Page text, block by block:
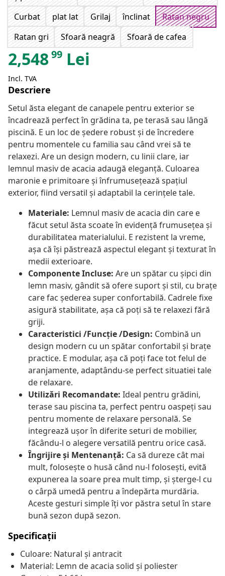
Curbat
plat lat Grilaj înclinat
Ratan negru
Ratan gri
Sfoară neagră Sfoară de cafea
2,54899 Lei
Incl. TVA
Descriere
Setul ăsta elegant de canapele pentru exterior se
încadrează perfect în grădina ta, pe terasă sau lângă
piscină. E un loc de ședere robust și de încredere
pentru momentele cu familia sau când vrei să te
relaxezi. Are un design modern, cu linii clare, iar
lemnul masiv de acacia adaugă eleganță. Culoarea
maronie e primitoare și înfrumusețează spațiul
exterior, fiind versatil și adaptabil la cerințele tale.
Materiale: Lemnul masiv de acacia din care e
făcut setul ăsta scoate în evidență frumusețea și
durabilitatea materialului. E rezistent la vreme,
așa că își păstrează aspectul elegant și texturat în
medii exterioare.
Componente Incluse: Are un spătar cu șipci din
lemn masiv, gândit să ofere suport și stil, cu brațe
care fac șederea super confortabilă. Cadrele fixe
asigură stabilitate, așa că poți să te relaxezi fără
griji.
Caracteristici /Funcție /Design: Combină un
design modern cu un spătar confortabil și brațe
practice. E modular, așa că poți face tot felul de
aranjamente, adaptându-se perfect situatiei tale
de relaxare.
Utilizări Recomandate: Ideal pentru grădini,
terase sau piscina ta, perfect pentru oaspeți sau
pentru momente de relaxare personală. Se
integrează ușor în diferite seturi de mobilier,
făcându-l o alegere versatilă pentru orice casă.
Îngrijire și Mentenanță: Ca să dureze cât mai
mult, folosește o husă când nu-l folosești, evită
expunerea la soare prea mult timp, și șterge-l cu
o cârpă umedă pentru a îndepărta murdăria.
Aceste gesturi simple îți vor păstra setul în stare
bună sezon după sezon.
Specificații
Culoare: Natural și antracit
Material: Lemn de acacia solid și poliester